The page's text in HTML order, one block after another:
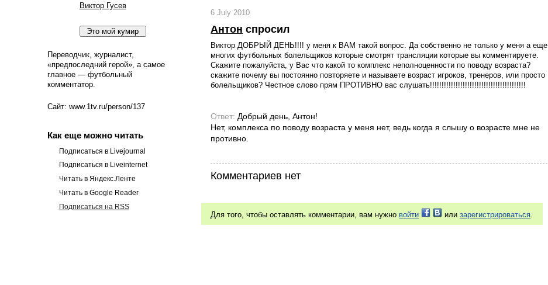
Виктор Гусев
Переводчик, журналист,
«предпоследний герой», а самое
главное — футбольный
комментатор.
Сайт: www.1tv.ru/person/137
Как еще можно читать
Подписаться в Livejournal
Подписаться в Liveinternet
Читать в Яндекс.Ленте
Читать в Google Reader
Подписаться на RSS
6 July 2010
Антон спросил
Виктор ДОБРЫЙ ДЕНЬ!!!! у меня к ВАМ такой вопрос. Да собственно не только у меня а еще
многих футбольных болельщиков которые смотрят трансляции которые вы комментируете.
Скажите пожалуйста, у Вас что какой то комплекс неполноценности по поводу возраста?
скажите почему вы постоянно повторяете и называете возраст игроков, тренеров, или просто
болельщиков? Честное слово прям ПРОТИВНО вас слушать!!!!!!!!!!!!!!!!!!!!!!!!!!!!!!!!!!!!!!!!!
Ответ: Добрый день, Антон!
Нет, комплекса по поводу возраста у меня нет, ведь когда я слышу о возрасте мне не
противно.
Комментариев нет
Для того, чтобы оставлять комментарии, вам нужно войти илизарегистрироваться.